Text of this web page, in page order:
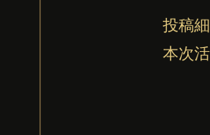
投稿
本次